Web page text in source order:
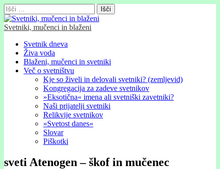
Išči:
Svetniki, mučenci in blaženi
Glavni
meni
Skip
content
Svetnik dneva
Živa voda
Blaženi, mučenci in svetniki
Več o svetništvu
Kje so živeli in delovali svetniki? (zemljevid)
Kongregacija za zadeve svetnikov
»Eksotična« imena ali svetniški zavetniki?
Naši prijatelji svetniki
Relikvije svetnikov
»Svetost danes«
Slovar
Piškotki
sveti Atenogen – škof in mučenec